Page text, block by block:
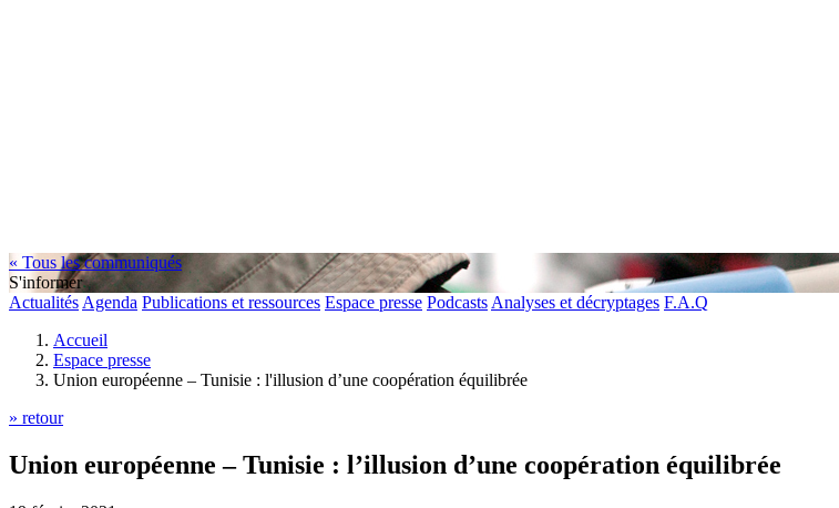
« Tous les communiqués
S'informer
Actualités Agenda Publications et ressources Espace presse Podcasts Analyses et décryptages F.A.Q
Accueil
Espace presse
Union européenne – Tunisie : l'illusion d’une coopération équilibrée
» retour
Union européenne – Tunisie : l’illusion d’une coopération équilibrée